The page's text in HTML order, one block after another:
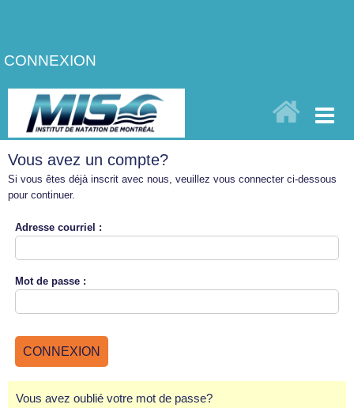
CONNEXION
Vous avez un compte?
Si vous êtes déjà inscrit avec nous, veuillez vous connecter ci-dessous
pour continuer.
Adresse courriel :
Mot de passe :
Vous avez oublié votre mot de passe?